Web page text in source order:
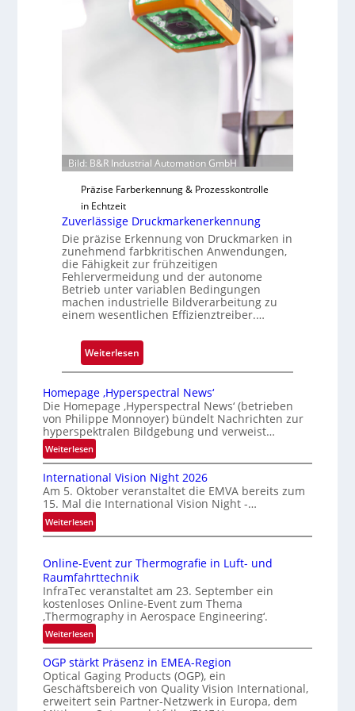
l
o
F
e
a
s
Bild: B&R Industrial Automation GmbH
Präzise Farberkennung & Prozesskontrolle
in Echtzeit
Zuverlässige Druckmarkenerkennung
Die präzise Erkennung von Druckmarken in
zunehmend farbkritischen Anwendungen,
die Fähigkeit zur frühzeitigen
Fehlervermeidung und der autonome
Betrieb unter variablen Bedingungen
machen industrielle Bildverarbeitung zu
einem wesentlichen Effizienztreiber.…
Weiterlesen
Z
v
e
r
ä
s
s
g
D
r
u
c
m
a
r
k
Homepage ‚Hyperspectral News‘
Die Homepage ‚Hyperspectral News‘ (betrieben
von Philippe Monnoyer) bündelt Nachrichten zur
hyperspektralen Bildgebung und verweist…
Weiterlesen:
H
o
m
e
p
a
e
‚
H
y
p
e
r
s
p
e
International Vision Night 2026
Am 5. Oktober veranstaltet die EMVA bereits zum
15. Mal die International Vision Night -…
Weiterlesen:
I
t
e
r
n
a
t
o
n
a
Online-Event zur Thermografie in Luft- und
Raumfahrttechnik
InfraTec veranstaltet am 23. September ein
kostenloses Online-Event zum Thema
‚Thermography in Aerospace Engineering‘.
Weiterlesen:
O
n
l
i
n
OGP stärkt Präsenz in EMEA-Region
Optical Gaging Products (OGP), ein
Geschäftsbereich von Quality Vision International,
erweitert sein Partner-Netzwerk in Europa, dem